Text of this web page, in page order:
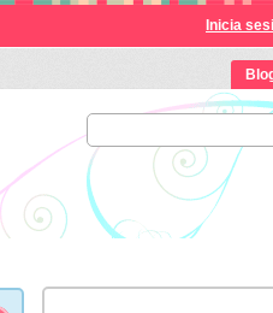
Inicia